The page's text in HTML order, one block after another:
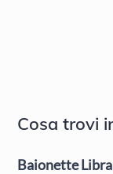
Cosa trovi
Baionette